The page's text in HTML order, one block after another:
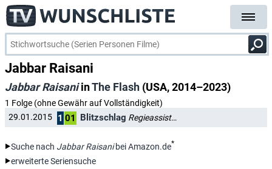
Jabbar Raisani
Jabbar RaisaniinThe Flash (USA, 2014–2023)
1 Folge (ohne Gewähr auf Vollständigkeit)
29.01.2015
1 01 Blitzschlag Regieassistenz
Suche nach Jabbar Raisanibei Amazon.de*
erweiterte Seriensuche